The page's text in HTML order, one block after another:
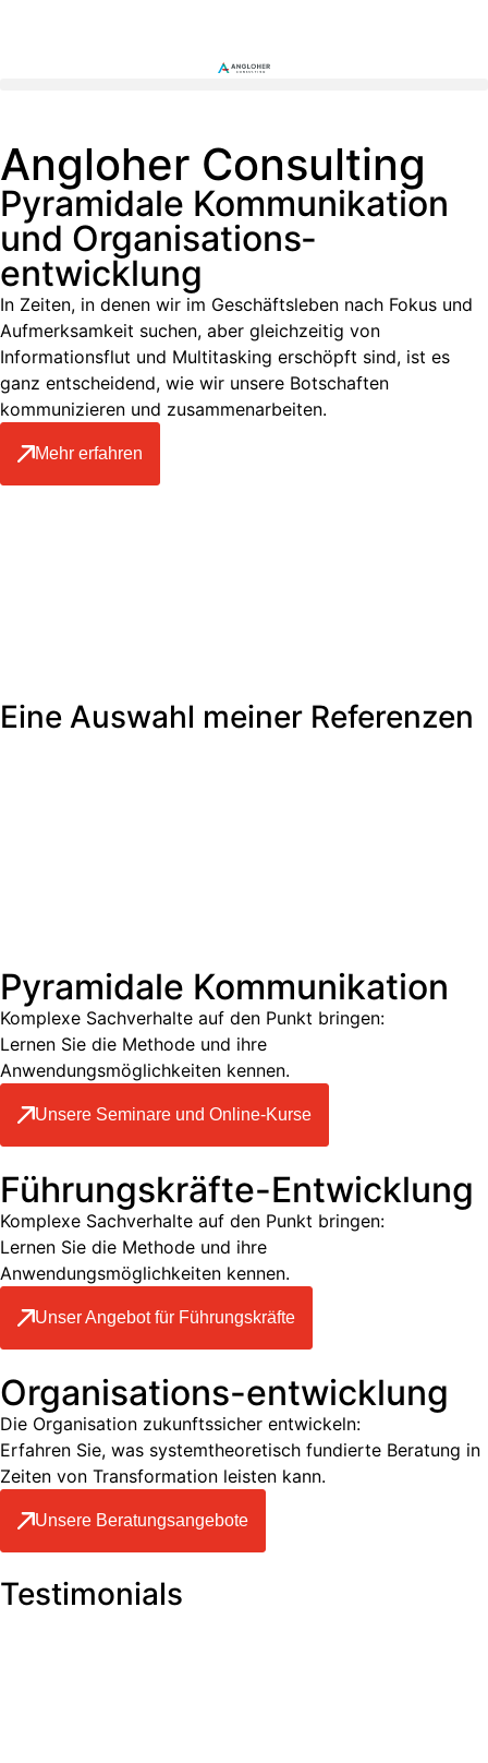
Angloher Consulting
Pyramidale Kommunikation
und Organisations­
entwicklung
In Zeiten, in denen wir im Geschäftsleben nach Fokus und
Aufmerksamkeit suchen, aber gleichzeitig von
Informationsflut und Multitasking erschöpft sind, ist es
ganz entscheidend, wie wir unsere Botschaften
kommunizieren und zusammenarbeiten.
Mehr erfahren
Eine Auswahl meiner Referenzen
Pyramidale Kommunikation
Komplexe Sachverhalte auf den Punkt bringen:
Lernen Sie die Methode und ihre
Anwendungsmöglichkeiten kennen.
Unsere Seminare und Online-Kurse
Führungskräfte-Entwicklung
Komplexe Sachverhalte auf den Punkt bringen:
Lernen Sie die Methode und ihre
Anwendungsmöglichkeiten kennen.
Unser Angebot für Führungskräfte
Organisations-entwicklung
Die Organisation zukunftssicher entwickeln:
Erfahren Sie, was systemtheoretisch fundierte Beratung in
Zeiten von Transformation leisten kann.
Unsere Beratungsangebote
Testimonials